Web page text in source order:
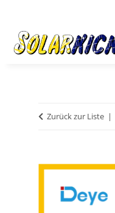
Zurück zur Liste